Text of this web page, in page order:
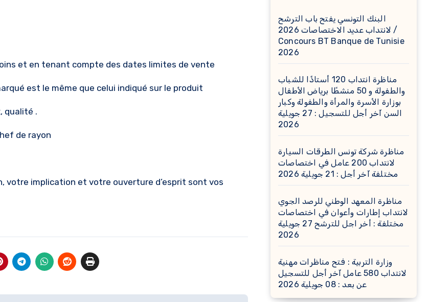
et en tenant compte des dates limites de vente
est le même que celui indiqué sur le produit
qualité .
de rayon
votre implication et votre ouverture d’esprit sont vos
البنك التونسي يفتح باب الترشح
لانتداب عديد الاختصاصات 2026 /
Concours BT Banque de Tunisie
2026
مناظرة انتداب 120 أستاذًا للشباب
والطفولة و 50 منشطًا برياض الأطفال
بوزارة الأسرة والمرأة والطفولة وكبار
السن آخر أجل للتسجيل : 27 جويلية
2026
مناظرة شركة تونس الطرقات السيارة
لانتداب 200 عامل في اختصاصات
مختلفة آخر أجل : 21 جويلية 2026
مناظرة المعهد الوطني للرصد الجوي
لانتداب إطارات وأعوان في اختصاصات
مختلفة : أخر اجل للترشح 27 جويلية
2026
وزارة التربية : فتح مناظرات مهنية
لانتداب 580 عامل آخر أجل للتسجيل
عن بعد : 08 جويلية 2026